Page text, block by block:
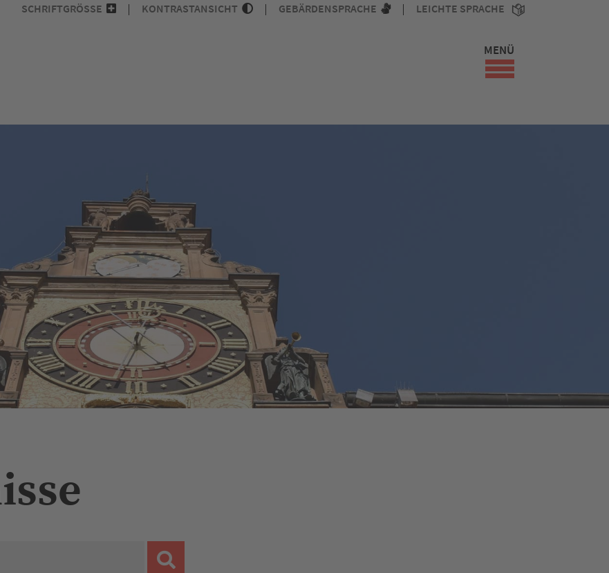
SCHRIFTGRÖSSE KONTRASTANSICHT GEBÄRDENSPRACHE LEICHTE SPRACHE
MENÜ